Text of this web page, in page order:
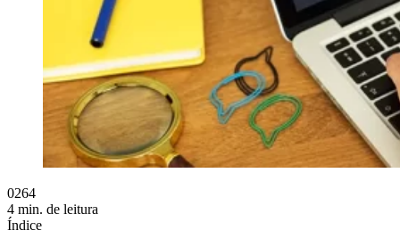
0264
4 min. de leitura
Índice